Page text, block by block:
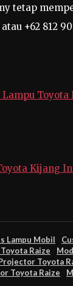
tetap
+62 812
Kijang
Lampu Mobil
Raize
Toyota
Toyota Raize